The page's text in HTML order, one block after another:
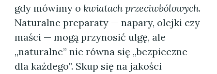
gdy mówimy o kwiatach przeciwbólowych.
Naturalne preparaty — napary, olejki czy
maści — mogą przynosić ulgę, ale
„naturalne” nie równa się „bezpieczne
dla każdego”. Skup się na jakości